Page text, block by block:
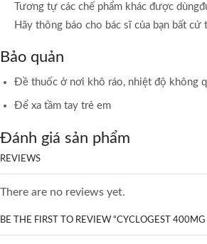
Tương tự các chế phẩm khác được
Hãy thông báo cho bác sĩ của bạn bất
Bảo quản
Đề thuốc ở nơi khô ráo, nhiệt độ không
Để xa tầm tay trẻ em
Đánh giá sản phẩm
REVIEWS
There are no reviews yet.
BE THE FIRST TO REVIEW “CYCLOGEST